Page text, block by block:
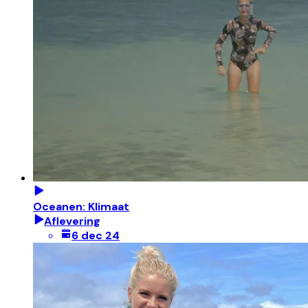
Oceanen: Klimaat
Aflevering
6 dec 24